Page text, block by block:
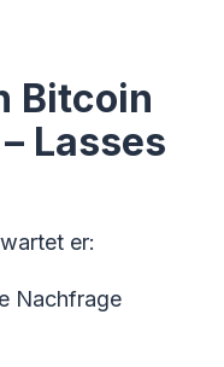
Bitcoin
Lasses
er:
Nachfrage